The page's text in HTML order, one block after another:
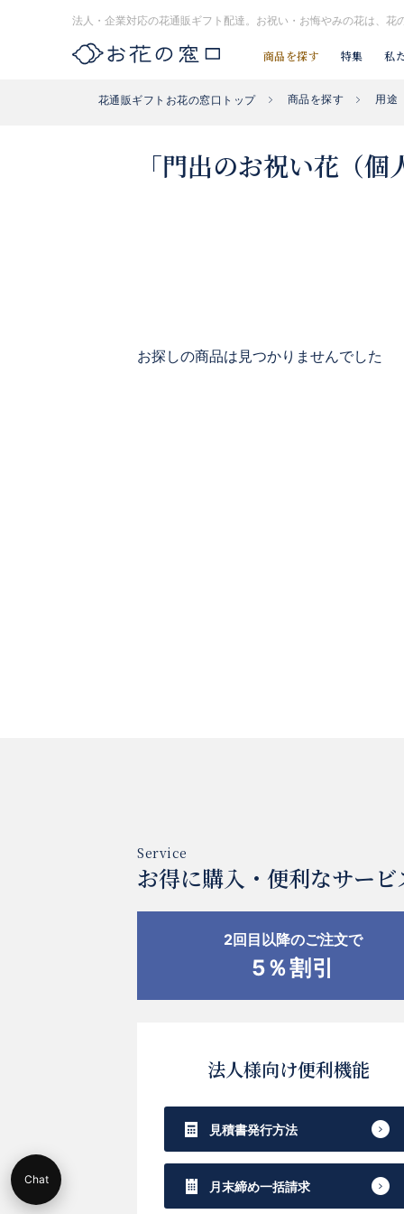
法人・企業対応の花通販ギフト配達。お祝い・お悔やみの花は、花
商品を探す 特集 私
お探し#タグはコチラ▶︎ #入社式 #開店祝い花 #開業祝い花
花通販ギフトお花の窓口トップ 商品を探す 用途
「門出のお祝い花（
お探しの商品は見つかりませんでした
お得に購入・便利なサービ
2回目以降のご注文で
5％割引
法人様向け便利機能
見積書発行方法
月末締め一括請求
Chat